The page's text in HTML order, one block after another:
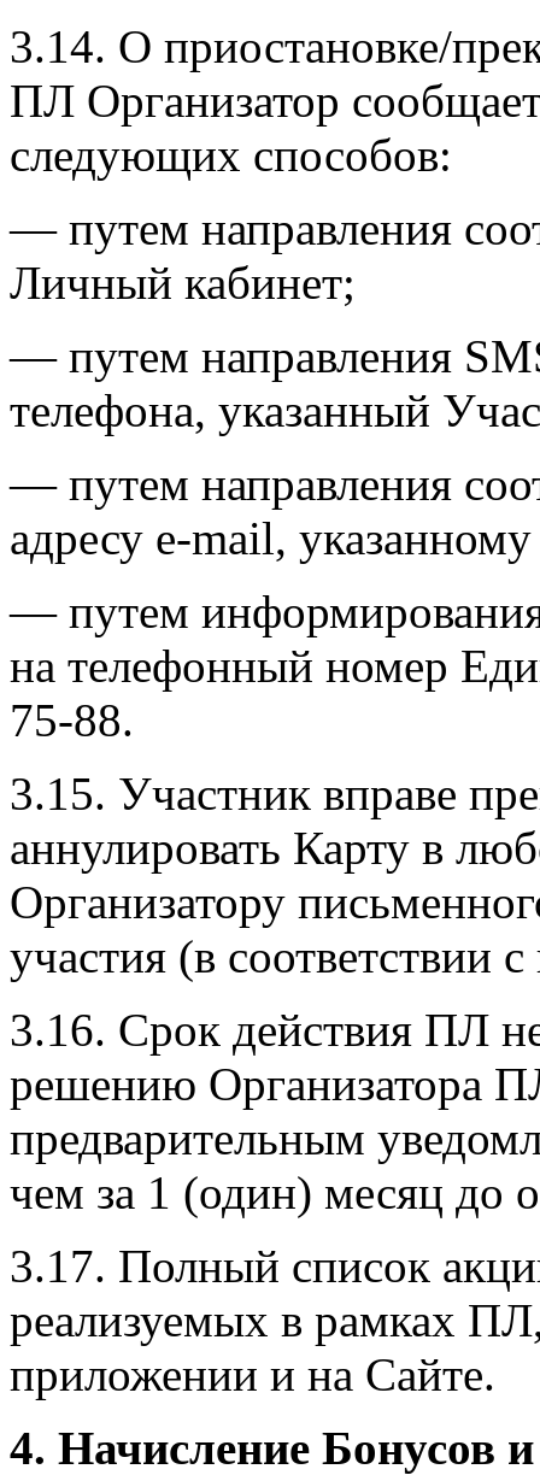
3.14. О приостановке/
ПЛ Организатор
следующих способов:
— путем направления
Личный кабинет;
— путем направления
телефона, указанный
— путем направления
адресу e-mail,
— путем
на телефонный номер
75-88.
3.15. Участник вправе
аннулировать Карту в
Организатору
участия (в соответствии
3.16. Срок действия ПЛ
решению Организатора
предварительным
чем за 1 (один) месяц до
3.17. Полный список
реализуемых в рамках
приложении и на Сайте.
4. Начисление Бонусов